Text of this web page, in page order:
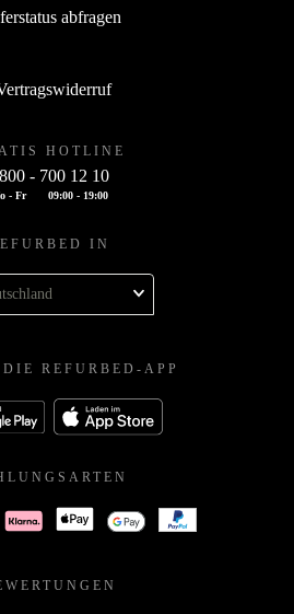
abfragen
HOTLINE
- 700 12 10
- Fr 09:00 - 19:00
IN
REFURBED-APP